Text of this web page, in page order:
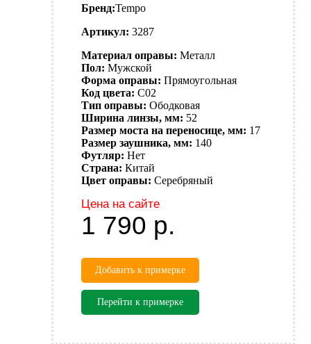
Бренд:Tempo
Артикул: 3287
Материал оправы: Металл
Пол: Мужской
Форма оправы: Прямоугольная
Код цвета: C02
Тип оправы: Ободковая
Ширина линзы, мм: 52
Размер моста на переносице, мм: 17
Размер заушника, мм: 140
Футляр: Нет
Страна: Китай
Цвет оправы: Серебряный
Цена на сайте
1 790 р.
Добавить к примерке
Перейти к примерке